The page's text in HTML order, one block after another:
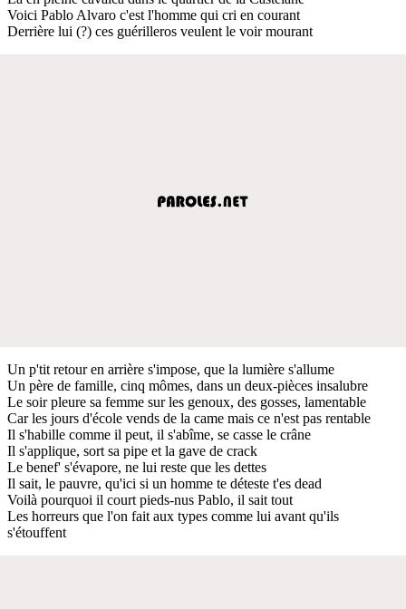
Voici Pablo Alvaro c'est l'homme qui cri en courant
Derrière lui (?) ces guérilleros veulent le voir mourant
Un p'tit retour en arrière s'impose, que la lumière s'allume
Un père de famille, cinq mômes, dans un deux-pièces insalubre
Le soir pleure sa femme sur les genoux, des gosses, lamentable
Car les jours d'école vends de la came mais ce n'est pas rentable
Il s'habille comme il peut, il s'abîme, se casse le crâne
Il s'applique, sort sa pipe et la gave de crack
Le benef' s'évapore, ne lui reste que les dettes
Il sait, le pauvre, qu'ici si un homme te déteste t'es dead
Voilà pourquoi il court pieds-nus Pablo, il sait tout
Les horreurs que l'on fait aux types comme lui avant qu'ils
s'étouffent